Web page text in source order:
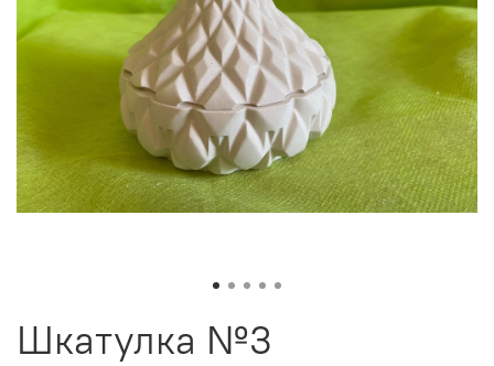
Шкатулка №3